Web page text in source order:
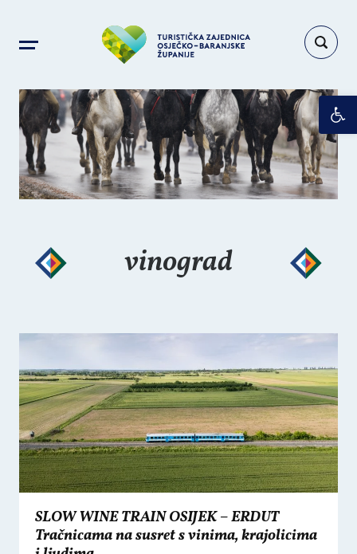
vinograd
SLOW WINE TRAIN OSIJEK – ERDUT
Tračnicama na susret s vinima, krajolicima